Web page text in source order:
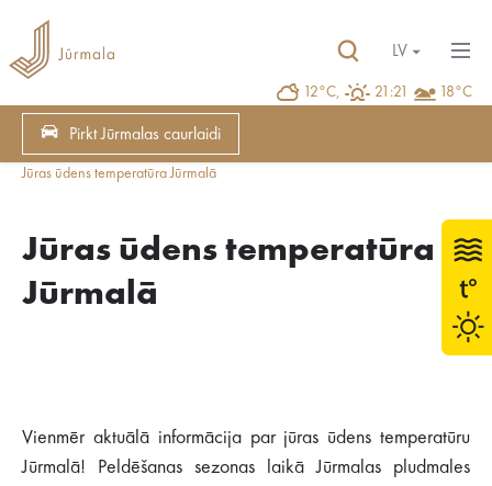
12°C, 21:21 18°C
LV
Pirkt Jūrmalas caurlaidi
Jūras ūdens temperatūra Jūrmalā
Jūras ūdens temperatūra
Jūrmalā
Vienmēr aktuālā informācija par jūras ūdens temperatūru
Jūrmalā! Peldēšanas sezonas laikā Jūrmalas pludmales